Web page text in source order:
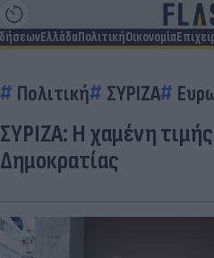
ΕλλάδαΠολιτικήΟικονομία
Πολιτική ΣΥΡΙΖΑ
ΣΥΡΙΖΑ: Η χαμένη
Δημοκρατίας